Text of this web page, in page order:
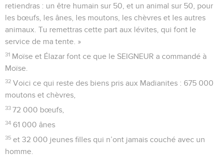
retiendras : un être humain sur 50, et un animal sur 50, pour
les bœufs, les ânes, les moutons, les chèvres et les autres
animaux. Tu remettras cette part aux lévites, qui font le
service de ma tente. »
31 Moïse et Élazar font ce que le SEIGNEUR a commandé à
Moïse.
32 Voici ce qui reste des biens pris aux Madianites : 675 000
moutons et chèvres,
33 72 000 bœufs,
34 61 000 ânes
35 et 32 000 jeunes filles qui n’ont jamais couché avec un
homme.